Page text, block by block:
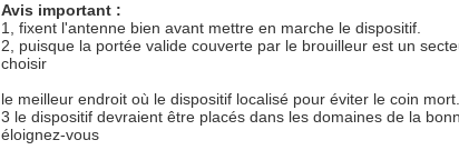
Avis important :
1, fixent l'antenne bien avant mettre en marche le dispositif.
2, puisque la portée valide couverte par le brouilleur est un
choisir
le meilleur endroit où le dispositif localisé pour éviter le coin mort.
3 le dispositif devraient être placés dans les domaines de la
éloignez-vous